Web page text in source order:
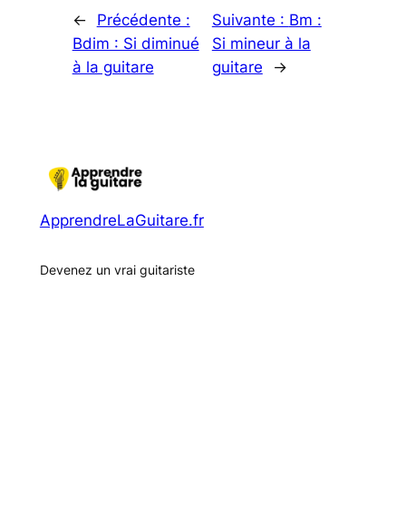
←
Précédente :
Bdim : Si diminué
à la guitare
Suivante : Bm :
Si mineur à la
guitare
→
ApprendreLaGuitare.fr
Devenez un vrai guitariste